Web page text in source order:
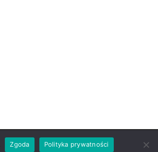
Zgoda Polityka prywatności